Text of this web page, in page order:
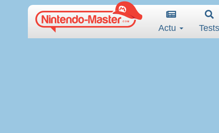
Actu Tests